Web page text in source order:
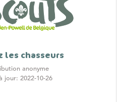
les chasseurs
anonyme
jour: 2022-10-26